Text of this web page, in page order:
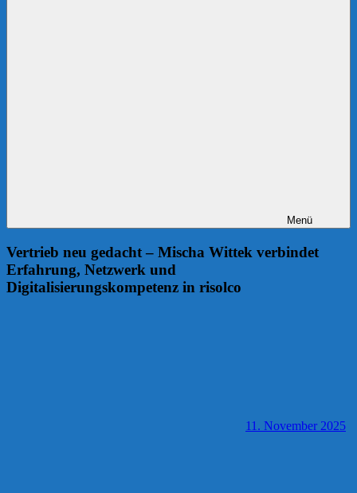
Menü
Vertrieb neu gedacht – Mischa Wittek verbindet
Erfahrung, Netzwerk und
Digitalisierungskompetenz in risolco
11. November 2025